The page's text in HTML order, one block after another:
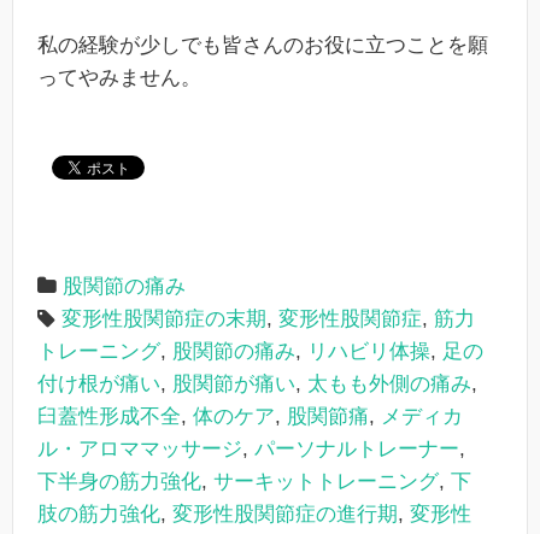
私の経験が少しでも皆さんのお役に立つことを願
ってやみません。
股関節の痛み
変形性股関節症の末期, 変形性股関節症, 筋力
トレーニング, 股関節の痛み, リハビリ体操, 足の
付け根が痛い, 股関節が痛い, 太もも外側の痛み,
臼蓋性形成不全, 体のケア, 股関節痛, メディカ
ル・アロママッサージ, パーソナルトレーナー,
下半身の筋力強化, サーキットトレーニング, 下
肢の筋力強化, 変形性股関節症の進行期, 変形性